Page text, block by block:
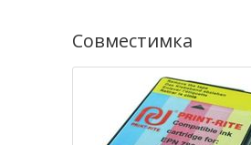
Совместимка